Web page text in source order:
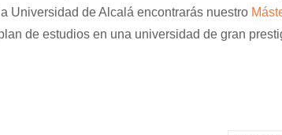
Universidad de Alcalá encontrarás nuestro
de estudios en una universidad de gran